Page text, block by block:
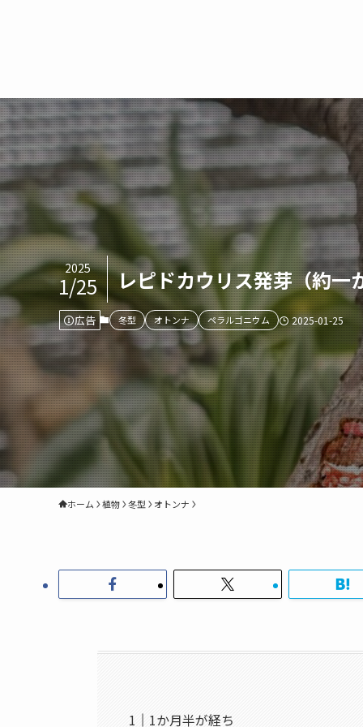
レピドカウリス発芽（約一
2025
1/25
広告 冬型 オトンナ ペラルゴニウム 2025-01-25
ホーム 植物 冬型 オトンナ
1か月半が経ち